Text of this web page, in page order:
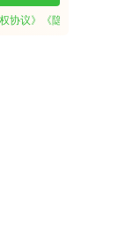
协议》 《隐私政策》